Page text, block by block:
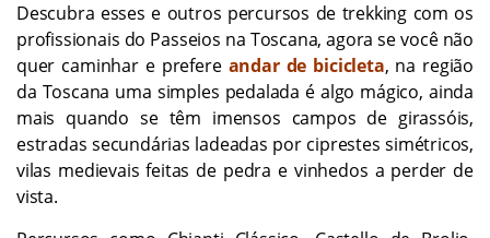
Descubra esses e outros percursos de trekking com os
profissionais do Passeios na Toscana, agora se você não
quer caminhar e prefere andar de bicicleta, na região
da Toscana uma simples pedalada é algo mágico, ainda
mais quando se têm imensos campos de girassóis,
estradas secundárias ladeadas por ciprestes simétricos,
vilas medievais feitas de pedra e vinhedos a perder de
vista.